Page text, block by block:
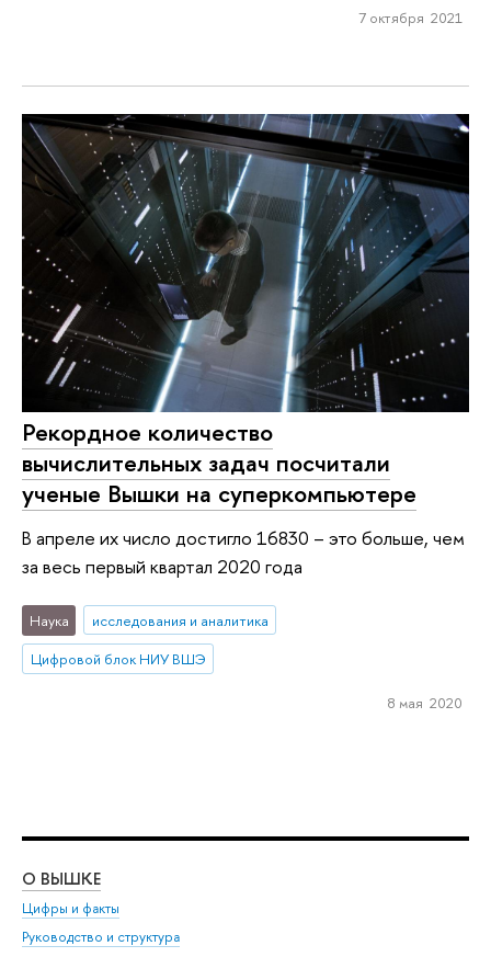
7 октября 2021
Рекордное количество
вычислительных задач посчитали
ученые Вышки на суперкомпьютере
В апреле их число достигло 16830 – это больше, чем
за весь первый квартал 2020 года
Наука
исследования и аналитика
Цифровой блок НИУ ВШЭ
8 мая 2020
О ВЫШКЕ
Цифры и факты
Руководство и структура